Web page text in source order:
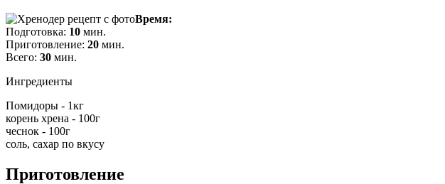
Время:
Подготовка: 10 мин.
Приготовление: 20 мин.
Всего: 30 мин.
Ингредиенты
Помидоры - 1кг
корень хрена - 100г
чеснок - 100г
соль, сахар по вкусу
Приготовление